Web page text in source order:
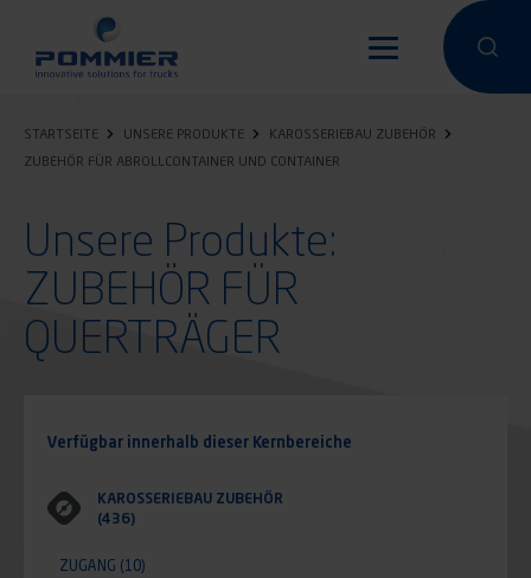
Inhalt
Eine
Eine
STARTSEITE UNSERE PRODUKTE
KAROSSERIEBAU ZUBEHÖR
ZUBEHÖR FÜR ABROLLCONTAINER UND CONTAINER
Unsere Produkte:
ZUBEHÖR FÜR
QUERTRÄGER
Verfügbar innerhalb dieser Kernbereiche
KAROSSERIEBAU ZUBEHÖR
(436)
ZUGANG (10)